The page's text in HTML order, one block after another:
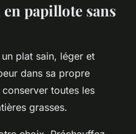
en papillote sans
plat sain, léger et
dans sa propre
toutes les
grasses.